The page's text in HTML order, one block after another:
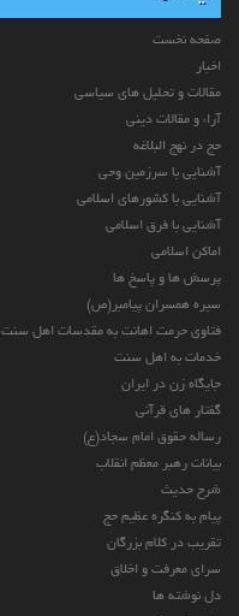
صفحه نخست
اخبار
مقالات و تحلیل های سیاسی
آراء و مقالات دینی
حج در نهج البلاغه
آشنایی با سرزمین وحی
آشنایی با کشورهای اسلامی
آشنایی با فرق اسلامی
اماکن اسلامی
پرسش ها و پاسخ ها
سیره همسران پیامبر(ص)
فتاوی حرمت اهانت به مقدسات اهل سنت
خدمات به اهل سنت
جایگاه زن در ایران
گفتار های قرآنی
رساله حقوق امام سجاد(ع)
بیانات رهبر معظم انقلاب
شرح حدیث
پیام به کنگره عظیم حج
تقریب در کلام بزرگان
سرای معرفت و اخلاق
دل نوشته ها